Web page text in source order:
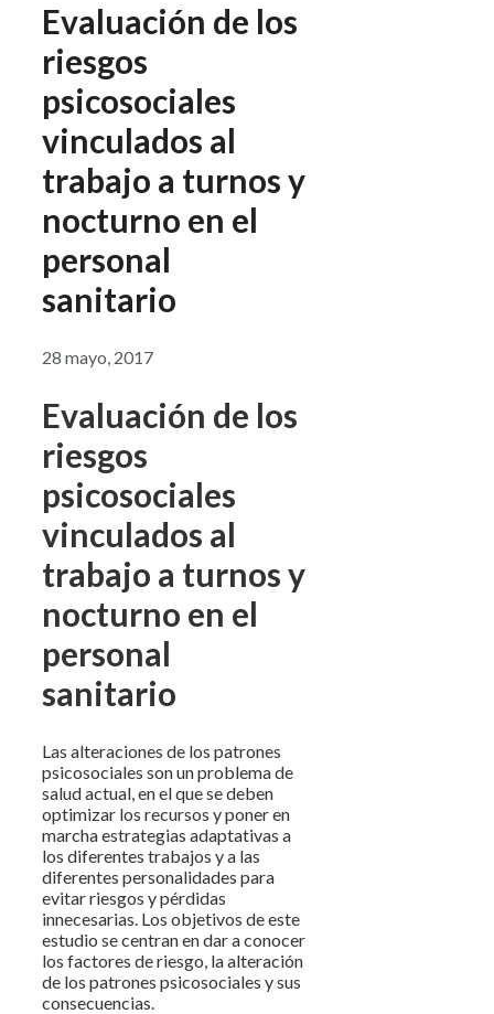
Evaluación de los
riesgos
psicosociales
vinculados al
trabajo a turnos y
nocturno en el
personal
sanitario
28 mayo, 2017
Evaluación de los
riesgos
psicosociales
vinculados al
trabajo a turnos y
nocturno en el
personal
sanitario
Las alteraciones de los patrones
psicosociales son un problema de
salud actual, en el que se deben
optimizar los recursos y poner en
marcha estrategias adaptativas a
los diferentes trabajos y a las
diferentes personalidades para
evitar riesgos y pérdidas
innecesarias. Los objetivos de este
estudio se centran en dar a conocer
los factores de riesgo, la alteración
de los patrones psicosociales y sus
consecuencias.